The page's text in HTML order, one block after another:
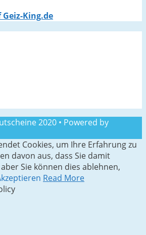
King.de
2020 • Powered by
Cookies, um Ihre Erfahrung zu
davon aus, dass Sie damit
Sie können dies ablehnen,
Read More